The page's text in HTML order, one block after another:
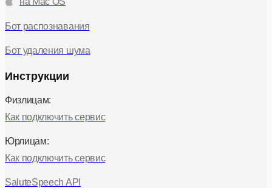
Бот распознавания
Бот удаления шума
Инструкции
Физлицам:
Как подключить сервис
Юрлицам:
Как подключить сервис
SaluteSpeech API